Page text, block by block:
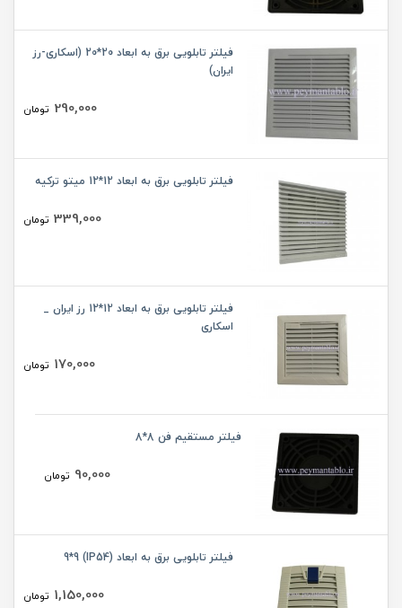
فیلتر تابلویی برق به ابعاد 20*20 (اسکاری-رز
ایران)
290,000 تومان
فیلتر تابلویی برق به ابعاد 12*12 میتو ترکیه
339,000 تومان
فیلتر تابلویی برق به ابعاد 12*12 رز ایران _
اسکاری
170,000 تومان
فیلتر مستقیم فن 8*8
90,000 تومان
فیلتر تابلویی برق به ابعاد (IP54) 9*9
1,150,000 تومان